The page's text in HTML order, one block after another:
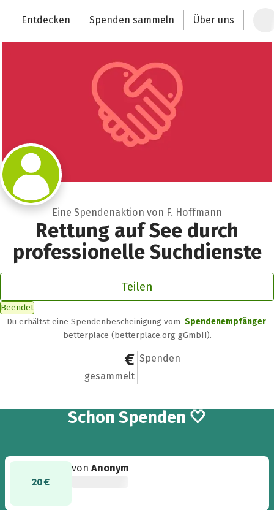
Deutschlands größte Spendenplattform
Entdecken Spenden sammeln Über uns
Eine Spendenaktion von F. Hoffmann
Rettung auf See durch
professionelle Suchdienste
Teilen
Beendet
Du erhältst eine Spendenbescheinigung vom Spendenempfänger
betterplace (betterplace.org gGmbH).
80 €
gesammelt
4
Spenden
Schon 4
Spenden 🤍
20 €
vonAnonym